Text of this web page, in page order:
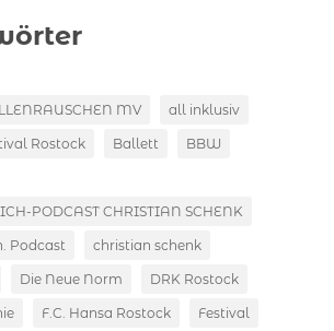
MV all inklusiv
Rostock Ballett BBW
PODCAST CHRISTIAN SCHENK
Podcast christian schenk
Die Neue Norm DRK Rostock
F.C. Hansa Rostock Festival